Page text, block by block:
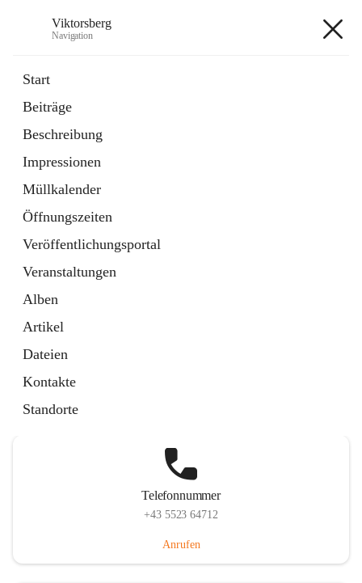
Viktorsberg
Navigation
Start
Beiträge
Beschreibung
Impressionen
Müllkalender
Öffnungszeiten
Veröffentlichungsportal
Veranstaltungen
Alben
Artikel
Dateien
Kontakte
Standorte
1 Schnellzugriff
Bürgerservice
10 Schnellzugriffe
Telefonnummer
+43 5523 64712
Anrufen